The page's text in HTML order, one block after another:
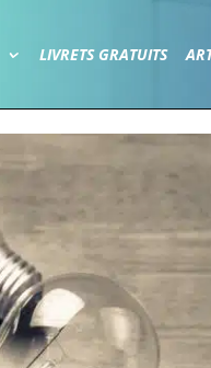
LIVRETS GRATUITS